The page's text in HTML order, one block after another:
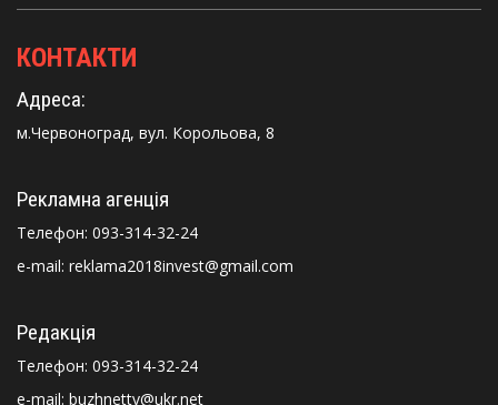
КОНТАКТИ
Адреса:
м.Червоноград, вул. Корольова, 8
Рекламна агенція
Телефон: 093-314-32-24
e-mail: reklama2018invest@gmail.com
Редакція
Телефон: 093-314-32-24
e-mail: buzhnettv@ukr.net